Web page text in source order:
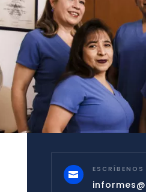

ESCRÍBENOS